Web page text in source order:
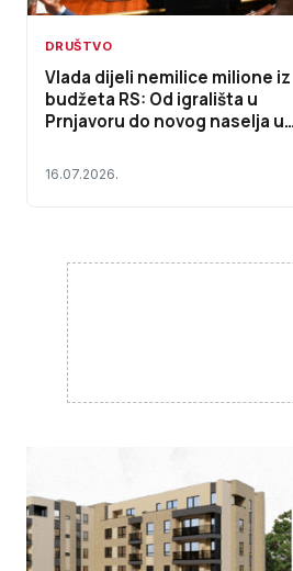
DRUŠTVO
Vlada dijeli nemilice milione iz
budžeta RS: Od igrališta u
Prnjavoru do novog naselja u
Goraždu
16.07.2026.